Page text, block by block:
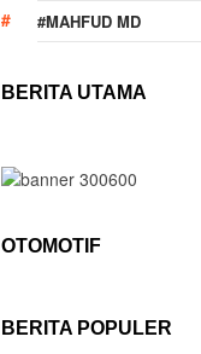
#MAHFUD MD
BERITA UTAMA
OTOMOTIF
BERITA POPULER